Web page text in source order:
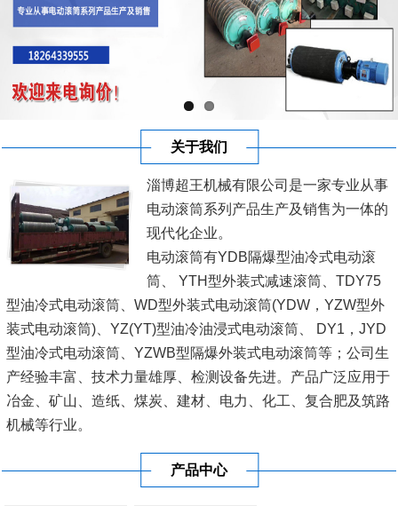
关于我们
淄博超王机械有限公司是一家专业从事
电动滚筒系列产品生产及销售为一体的
现代化企业。
电动滚筒有YDB隔爆型油冷式电动滚
筒、 YTH型外装式减速滚筒、TDY75
型油冷式电动滚筒、WD型外装式电动滚筒(YDW，YZW型外
装式电动滚筒)、YZ(YT)型油冷油浸式电动滚筒、 DY1，JYD
型油冷式电动滚筒、YZWB型隔爆外装式电动滚筒等；公司生
产经验丰富、技术力量雄厚、检测设备先进。产品广泛应用于
冶金、矿山、造纸、煤炭、建材、电力、化工、复合肥及筑路
机械等行业。
为本'的经营理念。不断加大科技投...
[查看详情]
产品中心